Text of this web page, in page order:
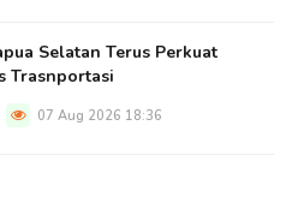
Selatan Terus Perkuat
Trasnportasi
07 Aug 2026 18:36